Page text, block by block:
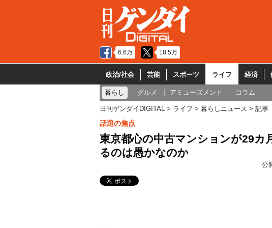
6.6万 18.5万
政治/社会 芸能 スポーツ ライフ 経済
暮らし グルメ アミューズメント コラム
日刊ゲンダイDIGITAL ライフ 暮らしニュース 記事
話題の焦点
東京都心の中古マンションが29
るのは愚かなのか
公